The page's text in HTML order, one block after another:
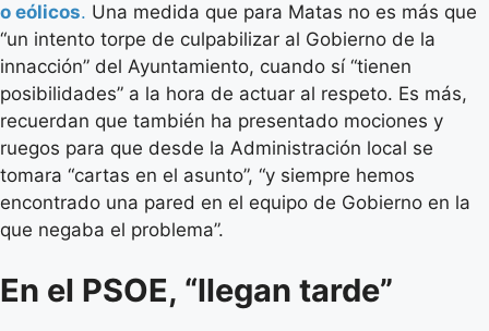
o eólicos. Una medida que para Matas no es más que
“un intento torpe de culpabilizar al Gobierno de la
innacción” del Ayuntamiento, cuando sí “tienen
posibilidades” a la hora de actuar al respeto. Es más,
recuerdan que también ha presentado mociones y
ruegos para que desde la Administración local se
tomara “cartas en el asunto”, “y siempre hemos
encontrado una pared en el equipo de Gobierno en la
que negaba el problema”.
En el PSOE, “llegan tarde”